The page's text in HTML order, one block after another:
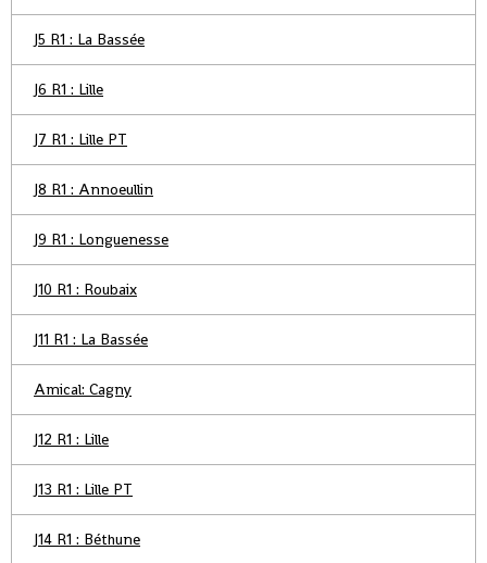
J5 R1 : La Bassée
J6 R1 : Lille
J7 R1 : Lille PT
J8 R1 : Annoeullin
J9 R1 : Longuenesse
J10 R1 : Roubaix
J11 R1 : La Bassée
Amical: Cagny
J12 R1 : Lille
J13 R1 : Lille PT
J14 R1 : Béthune